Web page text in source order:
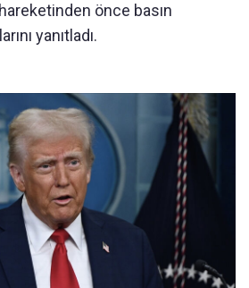
önce basın
yanıtladı.